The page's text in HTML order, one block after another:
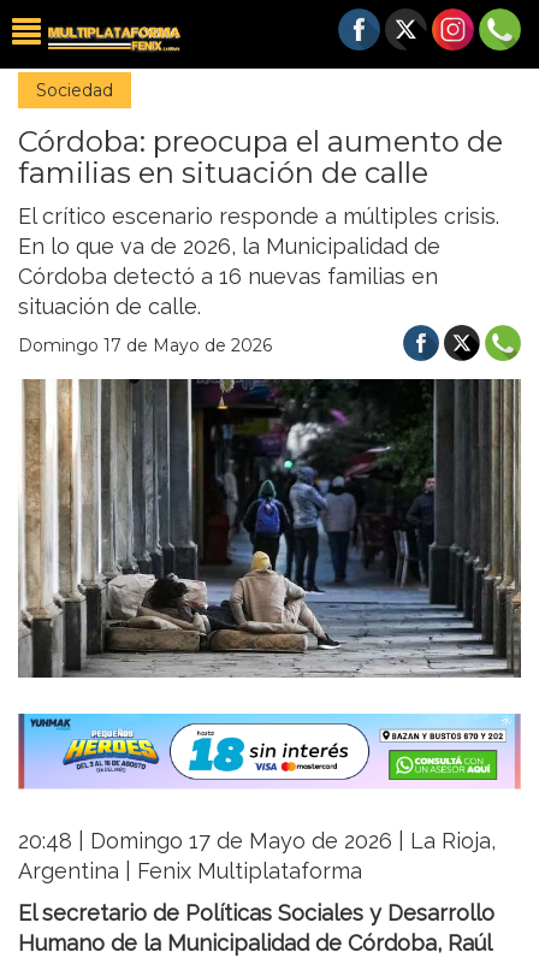
Sociedad
Córdoba: preocupa el aumento de
familias en situación de calle
El crítico escenario responde a múltiples crisis.
En lo que va de 2026, la Municipalidad de
Córdoba detectó a 16 nuevas familias en
situación de calle.
Domingo 17 de Mayo de 2026
20:48 | Domingo 17 de Mayo de 2026 | La Rioja,
Argentina | Fenix Multiplataforma
El secretario de Políticas Sociales y Desarrollo
Humano de la Municipalidad de Córdoba, Raúl